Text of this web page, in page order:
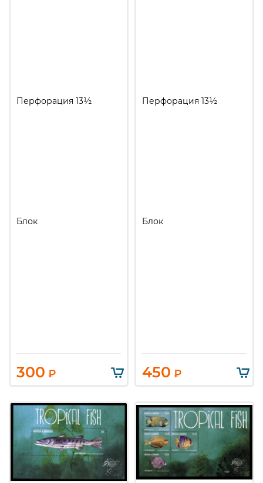
Перфорация 13½
Блок
300 ₽
Перфорация 13½
Блок
450 ₽